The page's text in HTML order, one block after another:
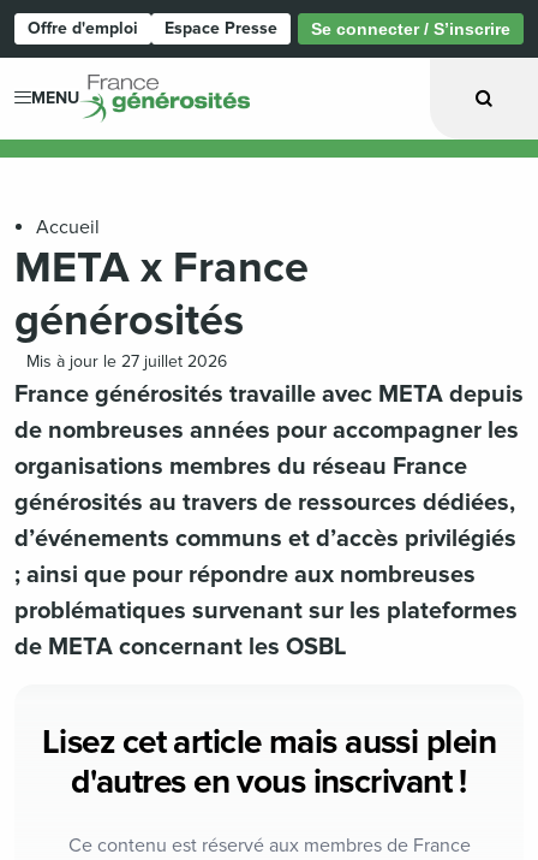
Offre d'emploi Espace Presse Se connecter / S’inscrire
MENU
Accueil
META x France
générosités
Mis à jour le 27 juillet 2026
France générosités travaille avec META depuis
de nombreuses années pour accompagner les
organisations membres du réseau France
générosités au travers de ressources dédiées,
d’événements communs et d’accès privilégiés
; ainsi que pour répondre aux nombreuses
problématiques survenant sur les plateformes
de META concernant les OSBL
Lisez cet article mais aussi plein
d'autres en vous inscrivant !
Ce contenu est réservé aux membres de France